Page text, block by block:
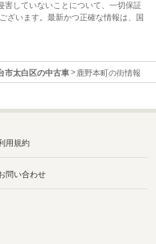
害していないことについて、一切保証
ざいます。最新かつ正確な情報は、国
市太白区の中古車 鹿野本町の街情報
用規約
問い合わせ